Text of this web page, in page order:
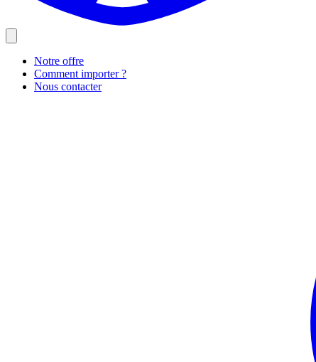
Notre offre
Comment importer ?
Nous contacter